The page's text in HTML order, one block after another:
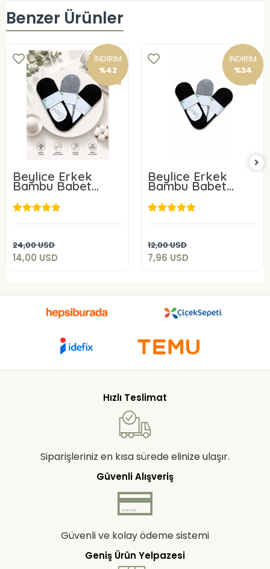
Benzer Ürünler
İNDİRİM
%42
Beylice Erkek
Bambu Babet
Çorap 6 Adet
24,00 USD
14,00 USD
14,00 USD
İNDİRİM
%34
Beylice Erkek
Bambu Babet
Çorap 3 Adet
12,00 USD
7,96 USD
7,96 USD
Hızlı Teslimat
Siparişleriniz en kısa sürede elinize ulaşır.
Güvenli Alışveriş
Güvenli ve kolay ödeme sistemi
Geniş Ürün Yelpazesi